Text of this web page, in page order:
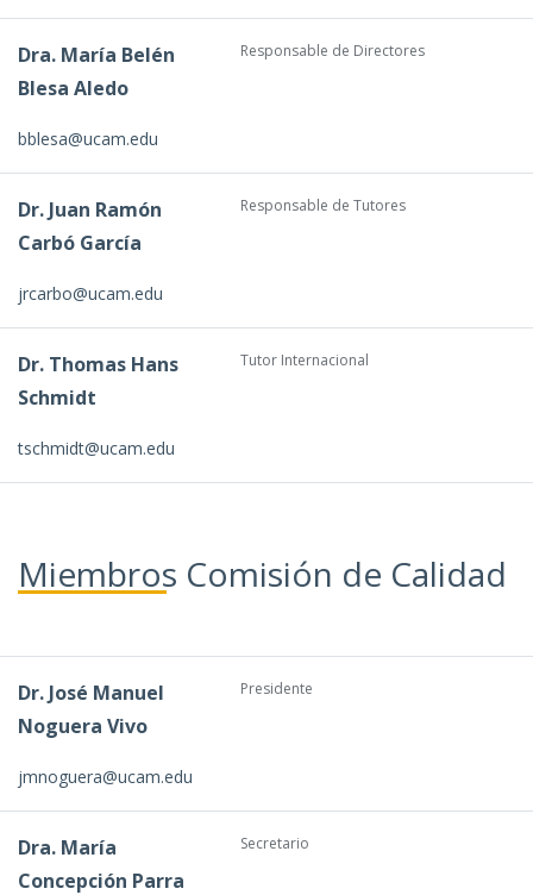
Dra. María Belén
Blesa Aledo
bblesa@ucam.edu
Responsable de Directores
Dr. Juan Ramón
Carbó García
jrcarbo@ucam.edu
Responsable de Tutores
Dr. Thomas Hans
Schmidt
tschmidt@ucam.edu
Tutor Internacional
Miembros Comisión de Calidad
Dr. José Manuel
Noguera Vivo
jmnoguera@ucam.edu
Presidente
Dra. María
Concepción Parra
Secretario